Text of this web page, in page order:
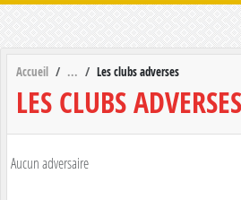
Accueil Les clubs adverses
LES CLUBS ADVERSES
Aucun adversaire